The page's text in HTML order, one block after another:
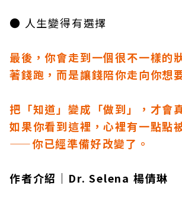
● 人生變得有選擇
最後，你會走到一個很不一樣的
著錢跑，而是讓錢陪你走向你想
把「知道」變成「做到」，才會
如果你看到這裡，心裡有一點點
——你已經準備好改變了。
作者介紹｜Dr. Selena 楊倩琳